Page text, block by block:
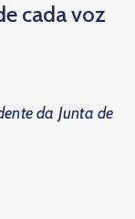
cada voz
da Junta de